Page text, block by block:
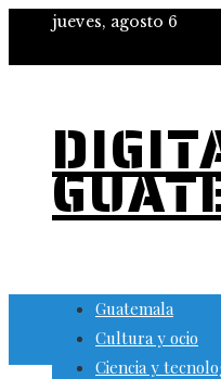
jueves, agosto 6
Guatemala
Cultura y ocio
Ciencia y